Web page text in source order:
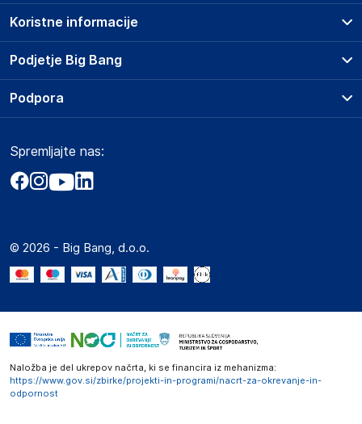
Podjetje Big Bang
O podjetju
Obvestila za javnost
Akt o digitalnih storitvah
Marketplace za partnerje
Novosti
Koristne informacije
Prodajna mesta
Storitve
Dostava, vnos in odvoz
Zavarovanje izdelkov
Podpora
Marketplace
Kako oddati naročilo?
Spremljajte nas:
© 2026 - Big Bang, d.o.o.
Naložba je del ukrepov načrta, ki se financira iz mehanizma:
https://www.gov.si/zbirke/projekti-in-programi/nacrt-za-okrevanje-in-
odpornost